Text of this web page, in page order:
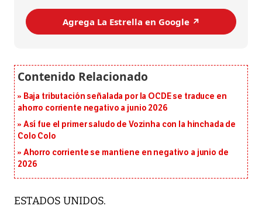
Agrega La Estrella en Google ↗️
Baja tributación señalada por la OCDE se traduce en
ahorro corriente negativo a junio 2026
Así fue el primer saludo de Vozinha con la hinchada de
Colo Colo
Ahorro corriente se mantiene en negativo a junio de
2026
ESTADOS UNIDOS.